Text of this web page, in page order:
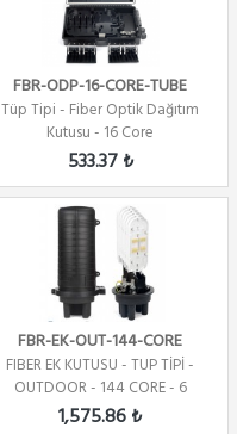
FBR-ODP-16-CORE-TUBE
Tüp Tipi - Fiber Optik Dağıtım
Kutusu - 16 Core
533.37 ₺
FBR-EK-OUT-144-CORE
FIBER EK KUTUSU - TUP TİPİ -
OUTDOOR - 144 CORE - 6
KASET
1,575.86 ₺